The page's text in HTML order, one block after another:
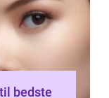
bedste